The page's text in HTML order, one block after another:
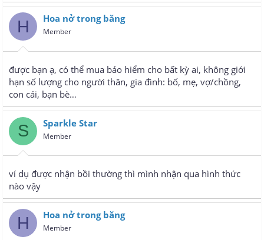
H Hoa nở trong băng
Member
được bạn ạ, có thể mua bảo hiểm cho bất kỳ ai, không giới
hạn số lượng cho người thân, gia đình: bố, mẹ, vợ/chồng,
con cái, bạn bè…
S Sparkle Star
Member
ví dụ được nhận bồi thường thì mình nhận qua hình thức
nào vậy
H Hoa nở trong băng
Member